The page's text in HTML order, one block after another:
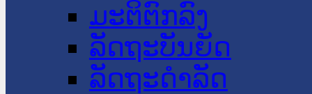
ມະຕິຕົກລົງ
ລັດຖະບັນຍັດ
ລັດຖະດໍາລັດ